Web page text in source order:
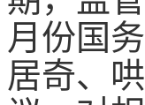
月份国
居奇、